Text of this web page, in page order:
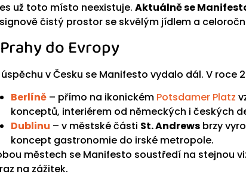
už toto místo neexistuje. Aktuálně se
čistý prostor se skvělým jídlem a
do Evropy
úspěchu v Česku se Manifesto vydalo dál. V roce
Berlíně – přímo na ikonickém Potsdamer Platz
konceptů, interiérem od německých i českých
Dublinu – v městské části St. Andrews brzy
koncept gastronomie do irské metropole.
městech se Manifesto soustředí na stejnou
na zážitek.